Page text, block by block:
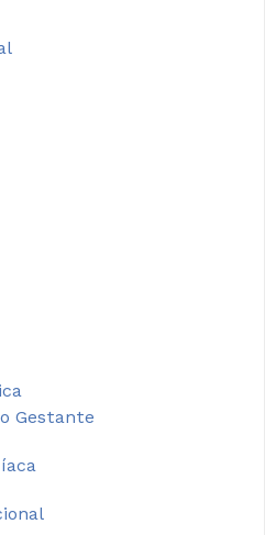
Gestante